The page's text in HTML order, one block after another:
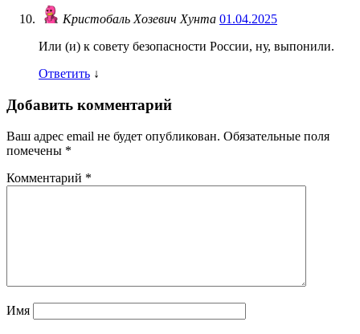
Кристобаль Хозевич Хунта 01.04.2025
Или (и) к совету безопасности России, ну, выпонили.
Ответить ↓
Добавить комментарий
Ваш адрес email не будет опубликован. Обязательные поля
помечены *
Комментарий *
Имя